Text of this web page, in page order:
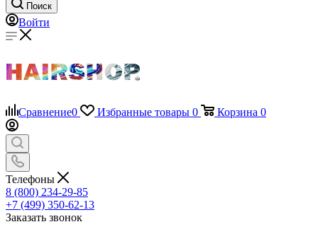
Поиск
Войти
Сравнение0 Избранные товары 0 Корзина 0
Телефоны
8 (800) 234-29-85
+7 (499) 350-62-13
Заказать звонок